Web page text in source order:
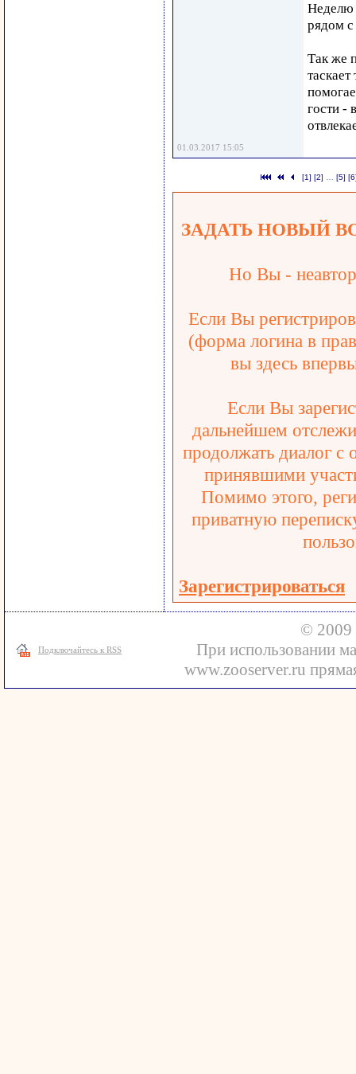
Неделю
рядом с
Так же
гости -
01.03.2017 15:05
[1] [2] …[5]
ЗАДАТЬ НОВЫЙ
Но Вы -
Если Вы
(форма логина в
вы здесь
Если Вы
дальнейшем
продолжать диалог с
принявшими
Помимо этого,
приватную
Зарегистрироваться
Подключайтесь к RSS
© 2009
При использовании
www.zooserver.ru